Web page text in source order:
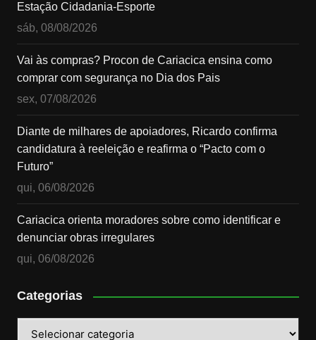
Estação Cidadania-Esporte
sáb, 08/08/2026
Vai às compras? Procon de Cariacica ensina como
comprar com segurança no Dia dos Pais
sex, 07/08/2026
Diante de milhares de apoiadores, Ricardo confirma
candidatura à reeleição e reafirma o “Pacto com o
Futuro”
qui, 06/08/2026
Cariacica orienta moradores sobre como identificar e
denunciar obras irregulares
qui, 06/08/2026
Categorias